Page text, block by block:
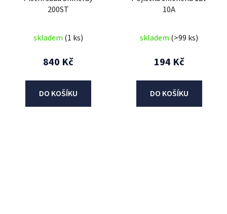
200ST
skladem (1 ks)
840 Kč
DO KOŠÍKU
10A
skladem (>99 ks)
194 Kč
DO KOŠÍKU